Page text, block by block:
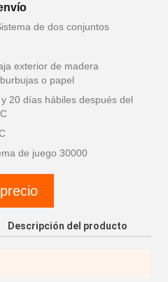
de dos conjuntos
exterior de madera
o papel
20 días hábiles después del
de juego 30000
Descripción del producto